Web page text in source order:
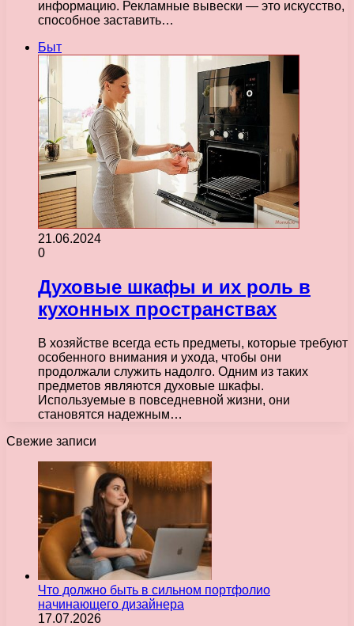
информацию. Рекламные вывески — это искусство,
способное заставить…
Быт
21.06.2024
0
Духовые шкафы и их роль в
кухонных пространствах
В хозяйстве всегда есть предметы, которые требуют
особенного внимания и ухода, чтобы они
продолжали служить надолго. Одним из таких
предметов являются духовые шкафы.
Используемые в повседневной жизни, они
становятся надежным…
Свежие записи
Что должно быть в сильном портфолио
начинающего дизайнера
17.07.2026